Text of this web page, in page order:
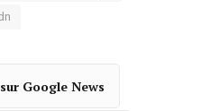
Google News